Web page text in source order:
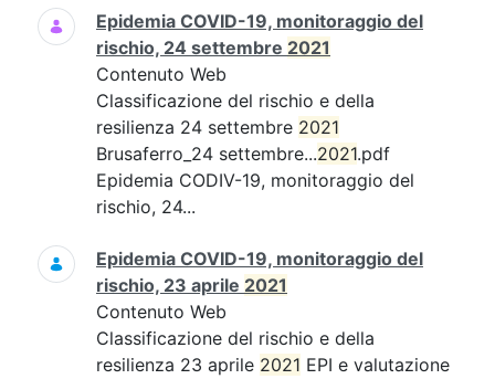
Epidemia COVID-19, monitoraggio del
rischio, 24 settembre 2021
Contenuto Web
Classificazione del rischio e della
resilienza 24 settembre 2021
Brusaferro_24 settembre...2021.pdf
Epidemia CODIV-19, monitoraggio del
rischio, 24...
Epidemia COVID-19, monitoraggio del
rischio, 23 aprile 2021
Contenuto Web
Classificazione del rischio e della
resilienza 23 aprile 2021 EPI e valutazione